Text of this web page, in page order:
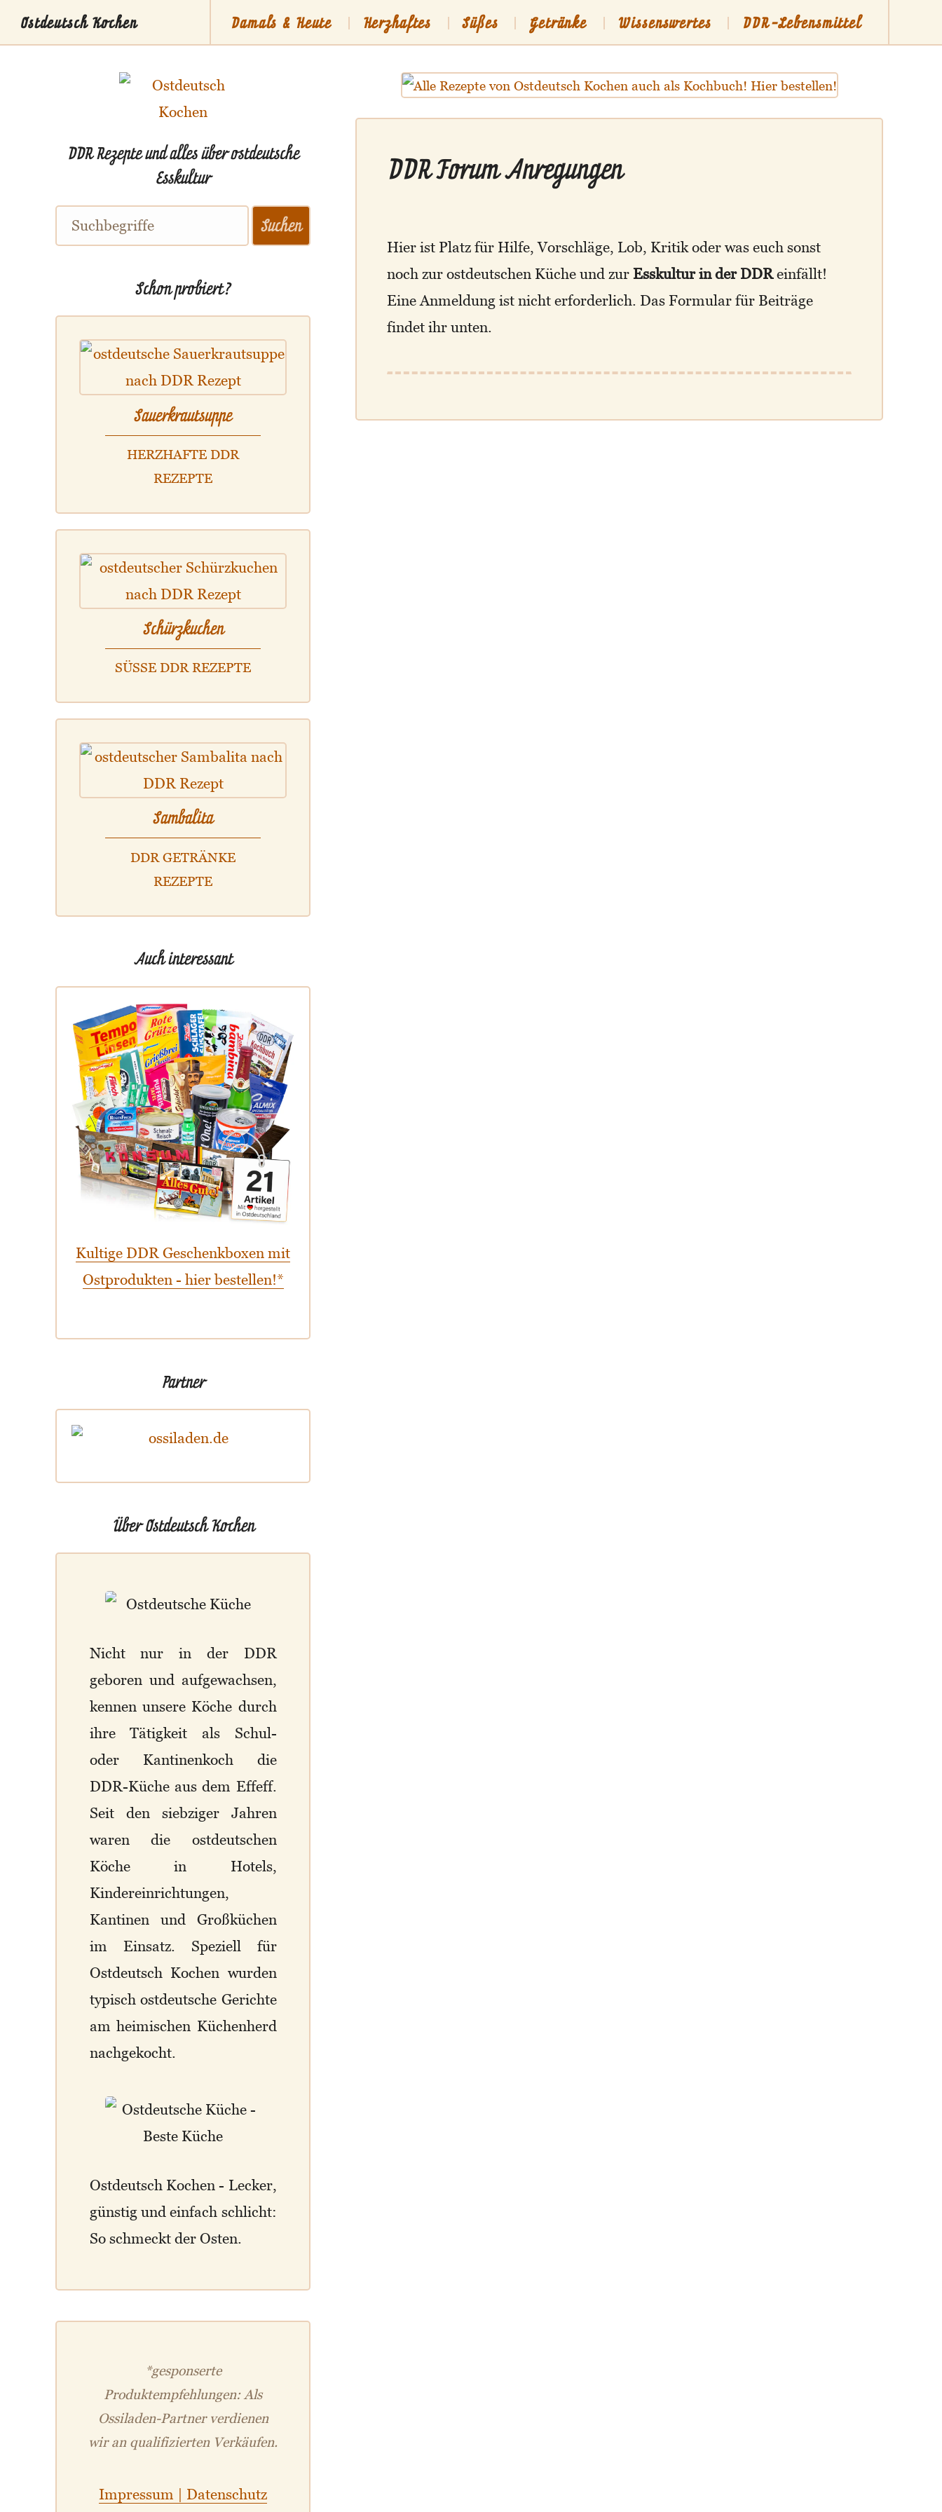
Ostdeutsch Kochen Damals & Heute Herzhaftes Süßes Getränke Wissenswertes DDR-Lebensmittel
DDR Forum Anregungen
Hier ist Platz für Hilfe, Vorschläge, Lob, Kritik oder was euch sonst
noch zur ostdeutschen Küche und zurEsskultur in der DDReinfällt!
Eine Anmeldung ist nicht erforderlich. Das Formular für Beiträge
findet ihr unten.
DDR Rezepte und alles über ostdeutsche
Esskultur
Schon probiert?
Sauerkrautsuppe
HERZHAFTE DDR
REZEPTE
Schürzkuchen
SÜSSE DDR REZEPTE
Sambalita
DDR GETRÄNKE
REZEPTE
Auch interessant
Kultige DDR Geschenkboxen mit
Ostprodukten - hier bestellen!*
Partner
Über Ostdeutsch Kochen
Nicht nur in der DDR
geboren und aufgewachsen,
kennen unsere Köche durch
ihre Tätigkeit als Schul-
oder Kantinenkoch die
DDR-Küche aus dem Effeff.
Seit den siebziger Jahren
waren die ostdeutschen
Köche in Hotels,
Kindereinrichtungen,
Kantinen und Großküchen
im Einsatz. Speziell für
Ostdeutsch Kochen wurden
typisch ostdeutsche Gerichte
am heimischen Küchenherd
nachgekocht.
Ostdeutsch Kochen - Lecker,
günstig und einfach schlicht:
So schmeckt der Osten.
*gesponserte
Produktempfehlungen: Als
Ossiladen-Partner verdienen
wir an qualifizierten Verkäufen.
Impressum | Datenschutz